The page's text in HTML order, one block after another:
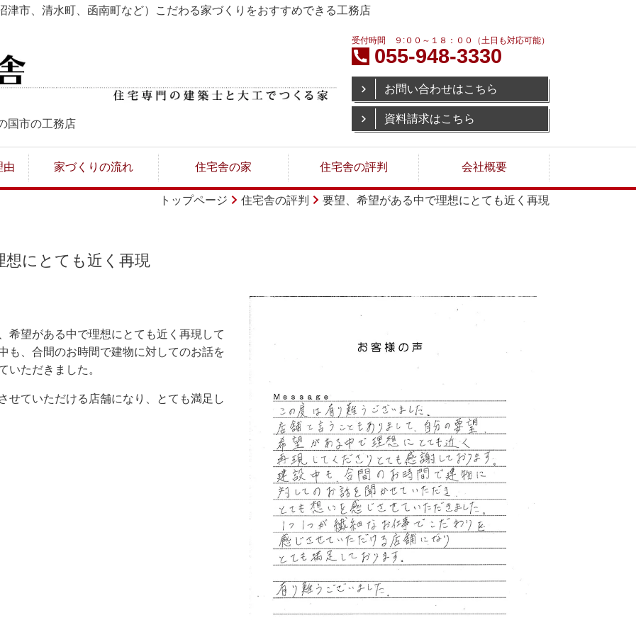
津市、清水町、函南町など）こだわる家づくりをおすすめできる工務店
国市の工務店
受付時間 ９:００～１８：００（土日も対応可能）
055-948-3330
お問い合わせはこちら
資料請求はこちら
由 家づくりの流れ 住宅舎の家 住宅舎の評判 会社概要
トップページ 住宅舎の評判 要望、希望がある中で理想にとても近く再現
想にとても近く再現
希望がある中で理想にとても近く再現して
も、合間のお時間で建物に対してのお話を
いただきました。
せていただける店舗になり、とても満足し